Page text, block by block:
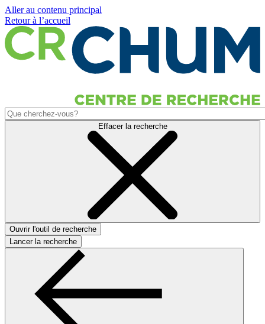
Aller au contenu principal
Retour à l’accueil
Effacer la recherche
Ouvrir l'outil de recherche
Lancer la recherche